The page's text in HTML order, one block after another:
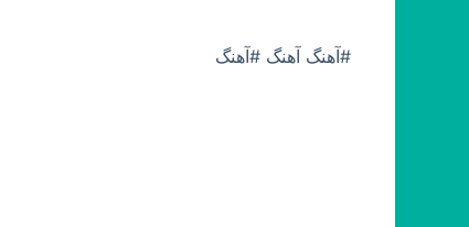
#آهنگ آهنگ #آهنگ